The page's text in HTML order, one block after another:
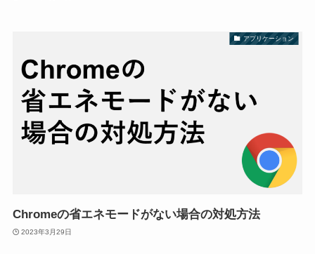
アプリケーション
Chromeの省エネモードがない場合の対処方法
2023年3月29日